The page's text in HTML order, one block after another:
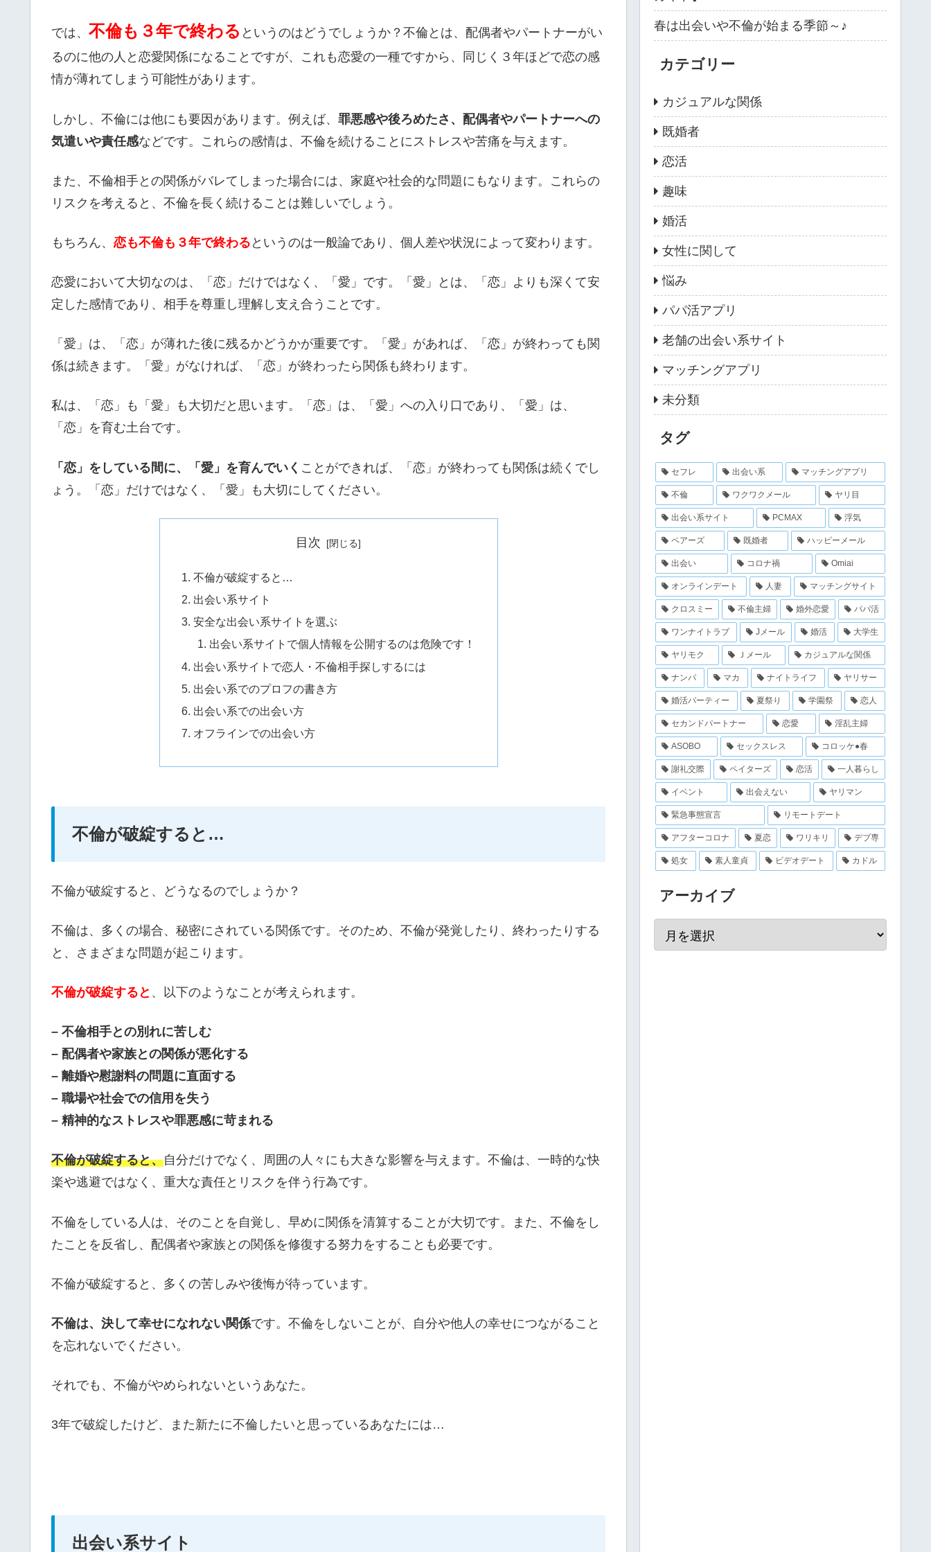
では、 不倫も３年で終わる というのはどうでしょうか？不倫とは、配偶者やパートナーがい
るのに他の人と恋愛関係になることですが、これも恋愛の一種ですから、同じく３年ほどで恋の感
情が薄れてしまう可能性があります。
しかし、不倫には他にも要因があります。例えば、 罪悪感や後ろめたさ、配偶者やパートナーへの
気遣いや責任感などです。これらの感情は、不倫を続けることにストレスや苦痛を与えます。
また、不倫相手との関係がバレてしまった場合には、家庭や社会的な問題にもなります。これらの
リスクを考えると、不倫を長く続けることは難しいでしょう。
もちろん、 恋も不倫も３年で終わる というのは一般論であり、個人差や状況によって変わります。
恋愛において大切なのは、「恋」だけではなく、「愛」です。「愛」とは、「恋」よりも深くて安
定した感情であり、相手を尊重し理解し支え合うことです。
「愛」は、「恋」が薄れた後に残るかどうかが重要です。「愛」があれば、「恋」が終わっても関
係は続きます。「愛」がなければ、「恋」が終わったら関係も終わります。
私は、「恋」も「愛」も大切だと思います。「恋」は、「愛」への入り口であり、「愛」は、
「恋」を育む土台です。
「恋」をしている間に、「愛」を育んでいく ことができれば、「恋」が終わっても関係は続くでし
ょう。「恋」だけではなく、「愛」も大切にしてください。
目次
不倫が破綻すると…
出会い系サイト
安全な出会い系サイトを選ぶ
出会い系サイトで個人情報を公開するのは危険です！
出会い系サイトで恋人・不倫相手探しするには
出会い系でのプロフの書き方
出会い系での出会い方
オフラインでの出会い方
不倫が破綻すると…
不倫が破綻すると、どうなるのでしょうか？
不倫は、多くの場合、秘密にされている関係です。そのため、不倫が発覚したり、終わったりする
と、さまざまな問題が起こります。
不倫が破綻すると 、以下のようなことが考えられます。
– 不倫相手との別れに苦しむ
– 配偶者や家族との関係が悪化する
– 離婚や慰謝料の問題に直面する
– 職場や社会での信用を失う
– 精神的なストレスや罪悪感に苛まれる
不倫が破綻すると、自分だけでなく、周囲の人々にも大きな影響を与えます。不倫は、一時的な快
楽や逃避ではなく、重大な責任とリスクを伴う行為です。
不倫をしている人は、そのことを自覚し、早めに関係を清算することが大切です。また、不倫をし
たことを反省し、配偶者や家族との関係を修復する努力をすることも必要です。
不倫が破綻すると、多くの苦しみや後悔が待っています。
不倫は、決して幸せになれない関係です。不倫をしないことが、自分や他人の幸せにつながること
を忘れないでください。
それでも、不倫がやめられないというあなた。
3年で破綻したけど、また新たに不倫したいと思っているあなたには…
出会い系サイト
春は出会いや不倫が始まる季節～♪
カテゴリー
カジュアルな関係
既婚者
恋活
趣味
婚活
女性に関して
悩み
パパ活アプリ
老舗の出会い系サイト
マッチングアプリ
未分類
タグ
セフレ 出会い系 マッチングアプリ
不倫 ワクワクメール ヤリ目
出会い系サイト PCMAX 浮気
ペアーズ 既婚者 ハッピーメール
出会い コロナ禍 Omiai
オンラインデート 人妻 マッチングサイト
クロスミー 不倫主婦 婚外恋愛 パパ活
ワンナイトラブ Jメール 婚活 大学生
ヤリモク Ｊメール カジュアルな関係
ナンパ マカ ナイトライフ ヤリサー
婚活パーティー 夏祭り 学園祭 恋人
セカンドパートナー 恋愛 淫乱主婦
ASOBO セックスレス コロッケ●春
謝礼交際 ペイターズ 恋活 一人暮らし
イベント 出会えない ヤリマン
緊急事態宣言 リモートデート
アフターコロナ 夏恋 ワリキリ デブ専
処女 素人童貞 ビデオデート カドル
アーカイブ